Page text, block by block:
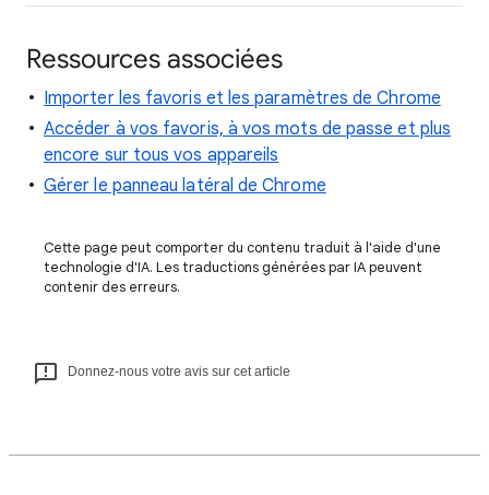
Ressources associées
Importer les favoris et les paramètres de Chrome
Accéder à vos favoris, à vos mots de passe et plus
encore sur tous vos appareils
Gérer le panneau latéral de Chrome
Cette page peut comporter du contenu traduit à l'aide d'une
technologie d'IA. Les traductions générées par IA peuvent
contenir des erreurs.
Donnez-nous votre avis sur cet article